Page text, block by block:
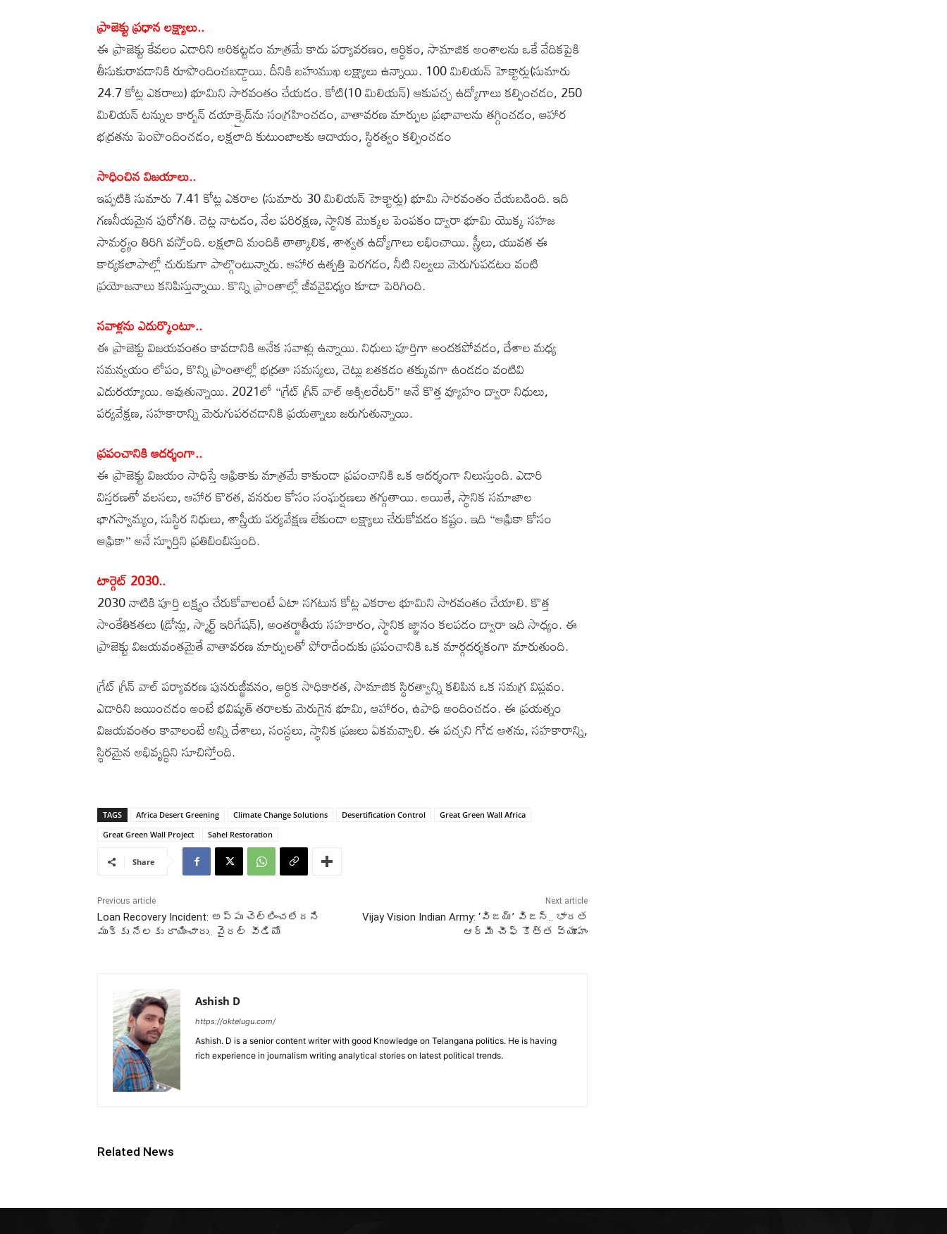
ప్రాజెక్టు ప్రధాన లక్ష్యాలు..
ఈ ప్రాజెక్టు కేవలం ఎడారిని అరికట్టడం మాత్రమే కాదు పర్యావరణం, ఆర్థికం, సామాజిక అంశాలను ఒకే వేదికపైకి
తీసుకురావడానికి రూపొందించబడ్డాయి. దీనికి బహుముఖ లక్ష్యాలు ఉన్నాయి. 100 మిలియన్ హెక్టార్లు(సుమారు
24.7 కోట్ల ఎకరాలు) భూమిని సారవంతం చేయడం. కోటి(10 మిలియన్) ఆకుపచ్చ ఉద్యోగాలు కల్పించడం, 250
మిలియన్ టన్నుల కార్బన్ డయాక్సైడ్‌ను సంగ్రహించడం, వాతావరణ మార్పుల ప్రభావాలను తగ్గించడం, ఆహార
భద్రతను పెంపొందించడం, లక్షలాది కుటుంబాలకు ఆదాయం, స్థిరత్వం కల్పించడం
సాధించిన విజయాలు..
ఇప్పటికి సుమారు 7.41 కోట్ల ఎకరాల (సుమారు 30 మిలియన్ హెక్టార్లు) భూమి సారవంతం చేయబడింది. ఇది
గణనీయమైన పురోగతి. చెట్ల నాటడం, నేల పరిరక్షణ, స్థానిక మొక్కల పెంపకం ద్వారా భూమి యొక్క సహజ
సామర్థ్యం తిరిగి వస్తోంది. లక్షలాది మందికి తాత్కాలిక, శాశ్వత ఉద్యోగాలు లభించాయి. స్త్రీలు, యువత ఈ
కార్యకలాపాల్లో చురుకుగా పాల్గొంటున్నారు. ఆహార ఉత్పత్తి పెరగడం, నీటి నిల్వలు మెరుగుపడటం వంటి
ప్రయోజనాలు కనిపిస్తున్నాయి. కొన్ని ప్రాంతాల్లో జీవవైవిధ్యం కూడా పెరిగింది.
సవాళ్లను ఎదుర్కొంటూ..
ఈ ప్రాజెక్టు విజయవంతం కావడానికి అనేక సవాళ్లు ఉన్నాయి. నిధులు పూర్తిగా అందకపోవడం, దేశాల మధ్య
సమన్వయం లోపం, కొన్ని ప్రాంతాల్లో భద్రతా సమస్యలు, చెట్లు బతకడం తక్కువగా ఉండడం వంటివి
ఎదురయ్యాయి. అవుతున్నాయి. 2021లో “గ్రేట్ గ్రీన్ వాల్ అక్సిలరేటర్” అనే కొత్త వ్యూహం ద్వారా నిధులు,
పర్యవేక్షణ, సహకారాన్ని మెరుగుపరచడానికి ప్రయత్నాలు జరుగుతున్నాయి.
ప్రపంచానికి ఆదర్శంగా..
ఈ ప్రాజెక్టు విజయం సాధిస్తే ఆఫ్రికాకు మాత్రమే కాకుండా ప్రపంచానికి ఒక ఆదర్శంగా నిలుస్తుంది. ఎడారి
విస్తరణతో వలసలు, ఆహార కొరత, వనరుల కోసం సంఘర్షణలు తగ్గుతాయి. అయితే, స్థానిక సమాజాల
భాగస్వామ్యం, సుస్థిర నిధులు, శాస్త్రీయ పర్యవేక్షణ లేకుండా లక్ష్యాలు చేరుకోవడం కష్టం. ఇది “ఆఫ్రికా కోసం
ఆఫ్రికా” అనే స్ఫూర్తిని ప్రతిబింబిస్తుంది.
టార్గెట్‌ 2030..
2030 నాటికి పూర్తి లక్ష్యం చేరుకోవాలంటే ఏటా సగటున కోట్ల ఎకరాల భూమిని సారవంతం చేయాలి. కొత్త
సాంకేతికతలు (డ్రోన్లు, స్మార్ట్ ఇరిగేషన్), అంతర్జాతీయ సహకారం, స్థానిక జ్ఞానం కలపడం ద్వారా ఇది సాధ్యం. ఈ
ప్రాజెక్టు విజయవంతమైతే వాతావరణ మార్పులతో పోరాడేందుకు ప్రపంచానికి ఒక మార్గదర్శకంగా మారుతుంది.
గ్రేట్ గ్రీన్ వాల్ పర్యావరణ పునరుజ్జీవనం, ఆర్థిక సాధికారత, సామాజిక స్థిరత్వాన్ని కలిపిన ఒక సమగ్ర విప్లవం.
ఎడారిని జయించడం అంటే భవిష్యత్ తరాలకు మెరుగైన భూమి, ఆహారం, ఉపాధి అందించడం. ఈ ప్రయత్నం
విజయవంతం కావాలంటే అన్ని దేశాలు, సంస్థలు, స్థానిక ప్రజలు ఏకమవ్వాలి. ఈ పచ్చని గోడ ఆశను, సహకారాన్ని,
స్థిరమైన అభివృద్ధిని సూచిస్తోంది.
TAGS Africa Desert Greening Climate Change Solutions Desertification Control
Great Green Wall Africa
Great Green Wall Project
Sahel Restoration
Share
Previous article
Loan Recovery Incident: అప్పు చెల్లించలేదని
ముక్కు నేలకు రాయించారు.. వైరల్ వీడియో
Next article
Vijay Vision Indian Army: ‘విజయ్‌’ విజన్‌.. భారత
ఆర్మీ చీఫ్ కొత్త వ్యూహం
Ashish D
https://oktelugu.com/
Ashish. D is a senior content writer with good Knowledge on Telangana politics. He is having
rich experience in journalism writing analytical stories on latest political trends.
Related News